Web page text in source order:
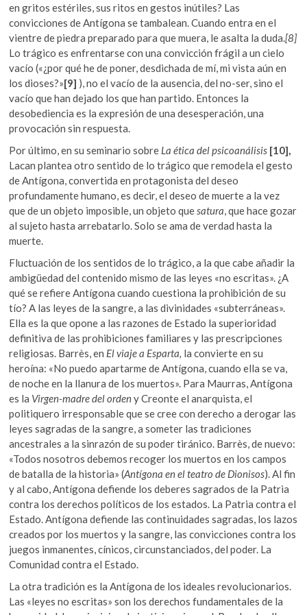
en gritos estériles, sus ritos en gestos inútiles? Las
convicciones de Antígona se tambalean. Cuando entra en el
vientre de piedra preparado para que muera, le asalta la duda.[8]
Lo trágico es enfrentarse con una convicción frágil a un cielo
vacío («¿por qué he de poner, desdichada de mí, mi vista aún en
los dioses?»[9] ), no el vacío de la ausencia, del no-ser, sino el
vacío que han dejado los que han partido. Entonces la
desobediencia es la expresión de una desesperación, una
provocación sin respuesta.
Por último, en su seminario sobre La ética del psicoanálisis [10],
Lacan plantea otro sentido de lo trágico que remodela el gesto
de Antígona, convertida en protagonista del deseo
profundamente humano, es decir, el deseo de muerte a la vez
que de un objeto imposible, un objeto quesatura, que hace gozar
al sujeto hasta arrebatarlo. Solo se ama de verdad hasta la
muerte.
Fluctuación de los sentidos de lo trágico, a la que cabe añadir la
ambigüedad del contenido mismo de las leyes «no escritas». ¿A
qué se refiere Antígona cuando cuestiona la prohibición de su
tío? A las leyes de la sangre, a las divinidades «subterráneas».
Ella es la que opone a las razones de Estado la superioridad
definitiva de las prohibiciones familiares y las prescripciones
religiosas. Barrès, en El viaje a Esparta, la convierte en su
heroína: «No puedo apartarme de Antígona, cuando ella se va,
de noche en la llanura de los muertos». Para Maurras, Antígona
es la Virgen-madre del ordeny Creonte el anarquista, el
politiquero irresponsable que se cree con derecho a derogar las
leyes sagradas de la sangre, a someter las tradiciones
ancestrales a la sinrazón de su poder tiránico. Barrès, de nuevo:
«Todos nosotros debemos recoger los muertos en los campos
de batalla de la historia» (Antígona en el teatro de Dionisos). Al fin
y al cabo, Antígona defiende los deberes sagrados de la Patria
contra los derechos políticos de los estados. La Patria contra el
Estado. Antígona defiende las continuidades sagradas, los lazos
creados por los muertos y la sangre, las convicciones contra los
juegos inmanentes, cínicos, circunstanciados, del poder. La
Comunidad contra el Estado.
La otra tradición es la Antígona de los ideales revolucionarios.
Las «leyes no escritas» son los derechos fundamentales de la